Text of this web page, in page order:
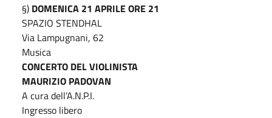
§) DOMENICA 21 APRILE ORE 21
SPAZIO STENDHAL
Via Lampugnani, 62
Musica
CONCERTO DEL VIOLINISTA
MAURIZIO PADOVAN
A cura dell’A.N.P.I.
Ingresso libero